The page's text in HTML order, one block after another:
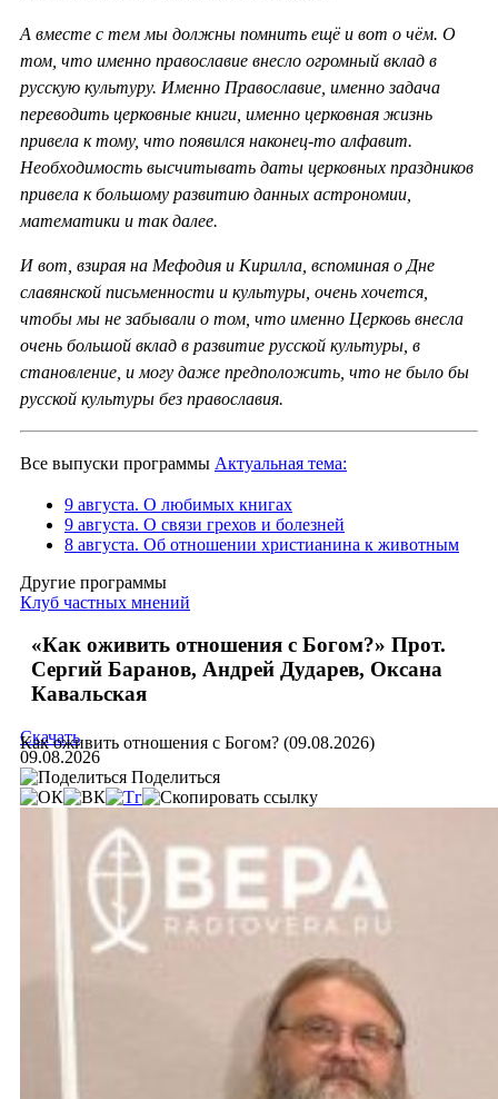
А вместе с тем мы должны помнить ещё и вот о чём. О
том, что именно православие внесло огромный вклад в
русскую культуру. Именно Православие, именно задача
переводить церковные книги, именно церковная жизнь
привела к тому, что появился наконец-то алфавит.
Необходимость высчитывать даты церковных праздников
привела к большому развитию данных астрономии,
математики и так далее.
И вот, взирая на Мефодия и Кирилла, вспоминая о Дне
славянской письменности и культуры, очень хочется,
чтобы мы не забывали о том, что именно Церковь внесла
очень большой вклад в развитие русской культуры, в
становление, и могу даже предположить, что не было бы
русской культуры без православия.
Все выпуски программы Актуальная тема:
9 августа. О любимых книгах
9 августа. О связи грехов и болезней
8 августа. Об отношении христианина к животным
Другие программы
Клуб частных мнений
«Как оживить отношения с Богом?» Прот.
Сергий Баранов, Андрей Дударев, Оксана
Кавальская
Как оживить отношения с Богом? (09.08.2026)
Скачать
09.08.2026
Поделиться